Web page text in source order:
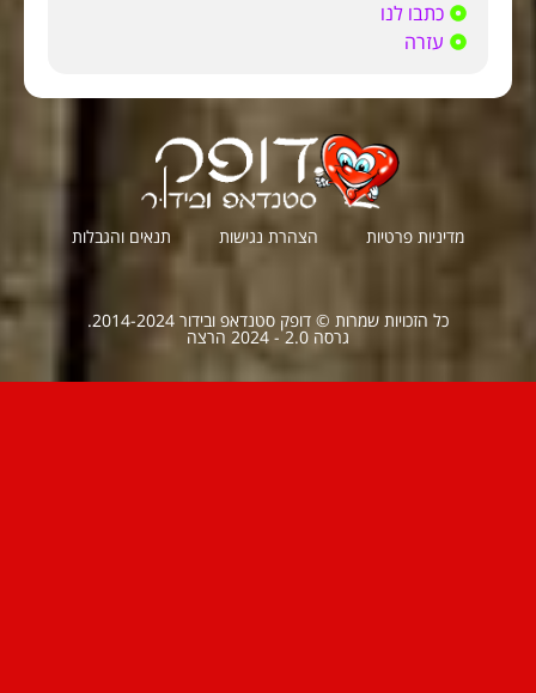
כתבו לנו
עזרה
מדיניות פרטיות הצהרת נגישות תנאים והגבלות
כל הזכויות שמרות © דופק סטנדאפ ובידור 2014-2024.
גרסה 2.0 - 2024 הרצה